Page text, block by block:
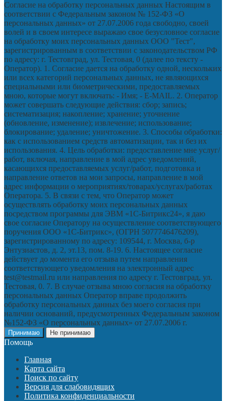
Согласие на обработку персональных данных Настоящим в
соответствии с Федеральным законом № 152-ФЗ «О
персональных данных» от 27.07.2006 года свободно, своей
волей и в своем интересе выражаю свое безусловное согласие
на обработку моих персональных данных ООО "Тест",
зарегистрированным в соответствии с законодательством РФ
по адресу: г. Тестовград, ул. Тестовая, 0 (далее по тексту -
Оператор). 1. Согласие дается на обработку одной, нескольких
или всех категорий персональных данных, не являющихся
специальными или биометрическими, предоставляемых
мною, которые могут включать: - Имя; - E-MAIL. 2. Оператор
может совершать следующие действия: сбор; запись;
систематизация; накопление; хранение; уточнение
(обновление, изменение); извлечение; использование;
блокирование; удаление; уничтожение. 3. Способы обработки:
как с использованием средств автоматизации, так и без их
использования. 4. Цель обработки: предоставление мне услуг/
работ, включая, направление в мой адрес уведомлений,
касающихся предоставляемых услуг/работ, подготовка и
направление ответов на мои запросы, направление в мой
адрес информации о мероприятиях/товарах/услугах/работах
Оператора. 5. В связи с тем, что Оператор может
осуществлять обработку моих персональных данных
посредством программы для ЭВМ «1С-Битрикс24», я даю
свое согласие Оператору на осуществление соответствующего
поручения ООО «1С-Битрикс», (ОГРН 5077746476209),
зарегистрированному по адресу: 109544, г. Москва, б-р
Энтузиастов, д. 2, эт.13, пом. 8-19. 6. Настоящее согласие
действует до момента его отзыва путем направления
соответствующего уведомления на электронный адрес
test@testmail.ru или направления по адресу г. Тестовград, ул.
Тестовая, 0. 7. В случае отзыва мною согласия на обработку
персональных данных Оператор вправе продолжить
обработку персональных данных без моего согласия при
наличии оснований, предусмотренных Федеральным законом
№152-ФЗ «О персональных данных» от 27.07.2006 г.
Принимаю Не принимаю
Помощь
Главная
Карта сайта
Поиск по сайту
Версия для слабовидящих
Политика конфиденциальности